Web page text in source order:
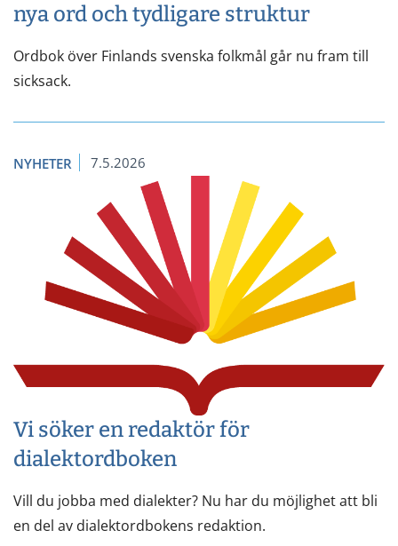
nya ord och tydligare struktur
Ordbok över Finlands svenska folkmål går nu fram till
sicksack.
NYHETER 7.5.2026
Vi söker en redaktör för
dialektordboken
Vill du jobba med dialekter? Nu har du möjlighet att bli
en del av dialektordbokens redaktion.